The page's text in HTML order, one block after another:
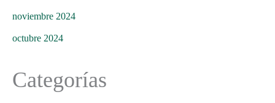
noviembre 2024
octubre 2024
Categorías